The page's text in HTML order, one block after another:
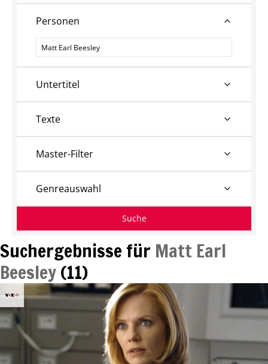
Suchergebnisse für Matt Earl
Beesley(11)
Personen
Personen
Untertitel
Texte
Master-Filter
Genreauswahl
Suche